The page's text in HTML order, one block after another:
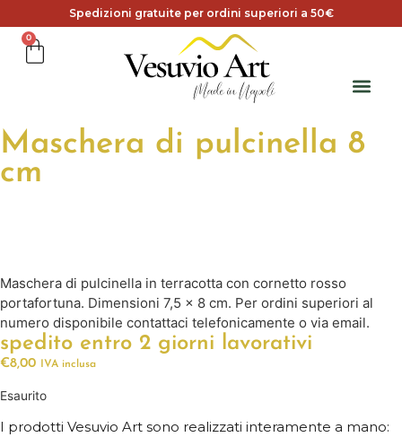
Spedizioni gratuite per ordini superiori a 50€
0
Maschera di pulcinella 8
cm
Maschera di pulcinella in terracotta con cornetto rosso
portafortuna. Dimensioni 7,5 x 8 cm. Per ordini superiori al
numero disponibile contattaci telefonicamente o via email.
spedito entro 2 giorni lavorativi
€8,00 IVA inclusa
Esaurito
I prodotti Vesuvio Art sono realizzati interamente a mano: